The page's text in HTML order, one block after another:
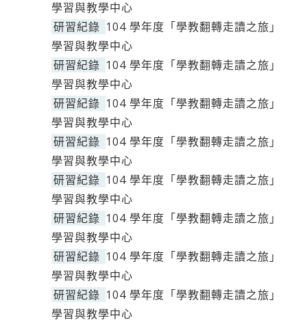
學習與教學中心
研習紀錄 104 學年度「學教翻轉走讀之旅」
學習與教學中心
研習紀錄 104 學年度「學教翻轉走讀之旅」
學習與教學中心
研習紀錄 104 學年度「學教翻轉走讀之旅」
學習與教學中心
研習紀錄 104 學年度「學教翻轉走讀之旅」
學習與教學中心
研習紀錄 104 學年度「學教翻轉走讀之旅」
學習與教學中心
研習紀錄 104 學年度「學教翻轉走讀之旅」
學習與教學中心
研習紀錄 104 學年度「學教翻轉走讀之旅」
學習與教學中心
研習紀錄 104 學年度「學教翻轉走讀之旅」
學習與教學中心